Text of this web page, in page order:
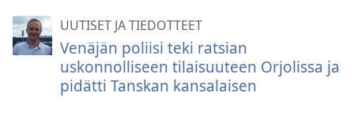
UUTISET JA TIEDOTTEET
Venäjän poliisi teki ratsian
uskonnolliseen tilaisuuteen Orjolissa ja
pidätti Tanskan kansalaisen